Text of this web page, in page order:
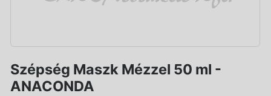
Szépség Maszk Mézzel 50 ml -
ANACONDA